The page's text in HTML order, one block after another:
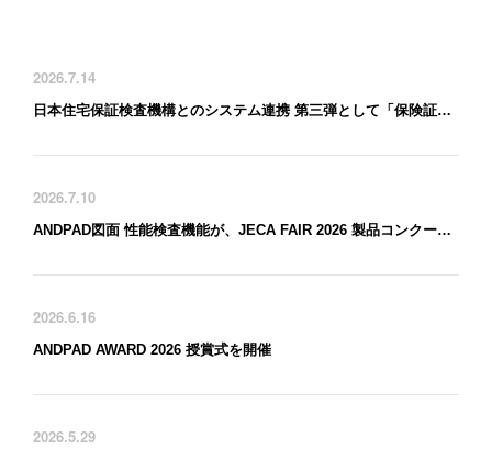
2026.7.14
日本住宅保証検査機構とのシステム連携 第三弾として「保険証券の自動連携」に対応
2026.7.10
ANDPAD図面 性能検査機能が、JECA FAIR 2026 製品コンクールで 「地方独立行政法人東京都立産業技術研究センター 理事長賞」を受賞
2026.6.16
ANDPAD AWARD 2026 授賞式を開催
2026.5.29